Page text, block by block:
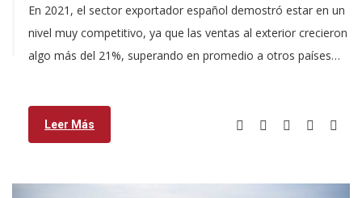
En 2021, el sector exportador español demostró estar en un
nivel muy competitivo, ya que las ventas al exterior crecieron
algo más del 21%, superando en promedio a otros países…
Leer Más